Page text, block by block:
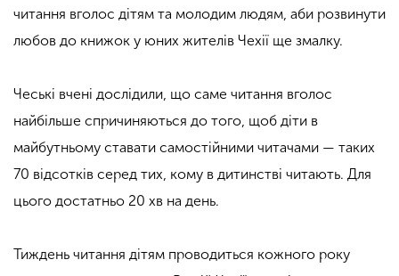
читання вголос дітям та молодим людям, аби розвинути
любов до книжок у юних жителів Чехії ще змалку.
Чеські вчені дослідили, що саме читання вголос
найбільше спричиняються до того, щоб діти в
майбутньому ставати самостійними читачами — таких
70 відсотків серед тих, кому в дитинстві читають. Для
цього достатньо 20 хв на день.
Тиждень читання дітям проводиться кожного року